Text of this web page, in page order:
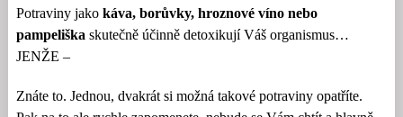
Potraviny jako káva, borůvky, hroznové víno nebo
pampeliška skutečně účinně detoxikují Váš organismus…
JENŽE –
Znáte to. Jednou, dvakrát si možná takové potraviny opatříte.